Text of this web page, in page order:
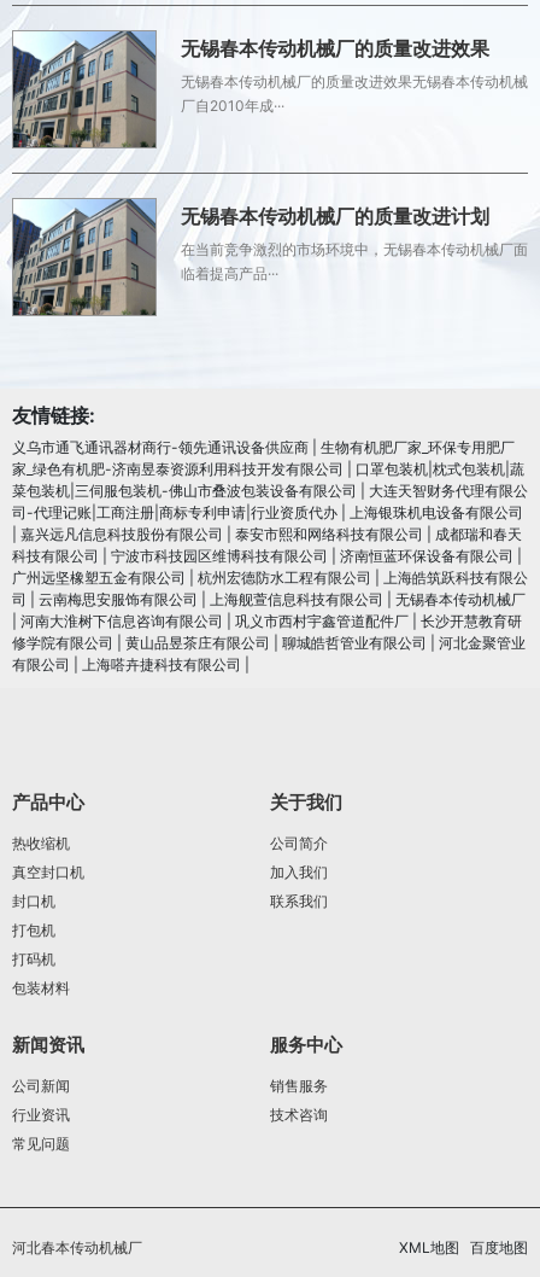
无锡春本传动机械厂的质量改进效果
无锡春本传动机械厂的质量改进效果无锡春本传动机械
厂自2010年成···
无锡春本传动机械厂的质量改进计划
在当前竞争激烈的市场环境中，无锡春本传动机械厂面
临着提高产品···
友情链接:
义乌市通飞通讯器材商行-领先通讯设备供应商
生物有机肥厂家_环保专用肥厂
家_绿色有机肥-济南昱泰资源利用科技开发有限公司
口罩包装机|枕式包装机|蔬
菜包装机|三伺服包装机-佛山市叠波包装设备有限公司
大连天智财务代理有限公
司-代理记账|工商注册|商标专利申请|行业资质代办
上海银珠机电设备有限公司
嘉兴远凡信息科技股份有限公司 泰安市熙和网络科技有限公司
成都瑞和春天
科技有限公司
宁波市科技园区维博科技有限公司 济南恒蓝环保设备有限公司
广州远坚橡塑五金有限公司
杭州宏德防水工程有限公司
上海皓筑跃科技有限公
司
云南梅思安服饰有限公司 上海舰萱信息科技有限公司
无锡春本传动机械厂
河南大淮树下信息咨询有限公司 巩义市西村宇鑫管道配件厂
长沙开慧教育研
修学院有限公司
黄山品昱茶庄有限公司 聊城皓哲管业有限公司
河北金聚管业
有限公司
上海嗒卉捷科技有限公司
产品中心
热收缩机
真空封口机
封口机
打包机
打码机
包装材料
关于我们
公司简介
加入我们
联系我们
新闻资讯
公司新闻
行业资讯
常见问题
服务中心
销售服务
技术咨询
河北春本传动机械厂 XML地图 百度地图